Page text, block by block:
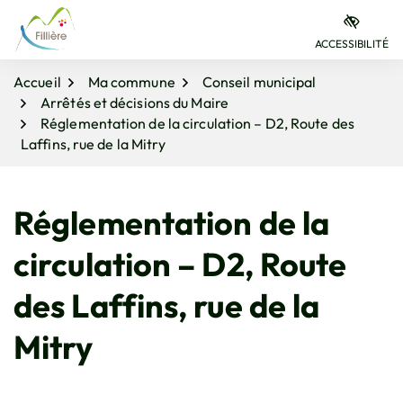
Gestion des traceurs
navigation
contenu
pied
de
page
ACCESSIBILITÉ
Accueil Ma commune
Conseil municipal
Arrêtés et décisions du Maire
Réglementation de la circulation – D2, Route des
Laffins, rue de la Mitry
Réglementation de la
circulation – D2, Route
des Laffins, rue de la
Mitry